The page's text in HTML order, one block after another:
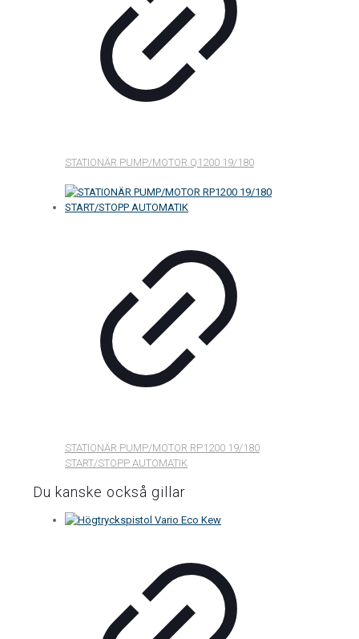
STATIONÄR PUMP/MOTOR Q1200 19/180
STATIONÄR PUMP/MOTOR RP1200 19/180
START/STOPP AUTOMATIK
Du kanske också gillar